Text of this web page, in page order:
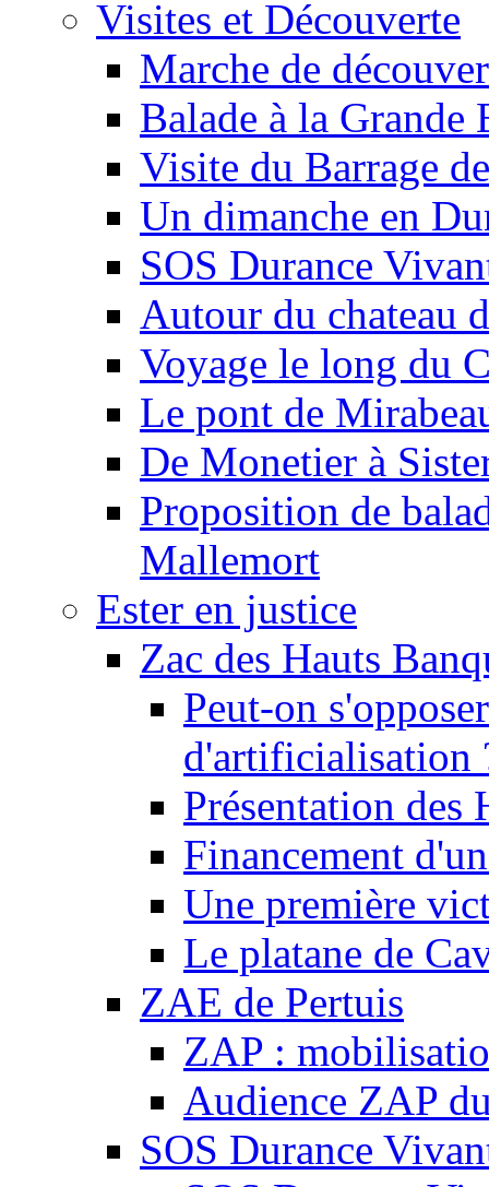
Visites et Découverte
Marche de
Balade à la Grande
Visite du Barrage
Un dimanche en
SOS Durance
Autour du chateau
Voyage le long du
Le pont de
De Monetier à
Proposition de
Mallemort
Ester en justice
Zac des Hauts
Peut-on
d'artificialisation
Présentation des
Financement
Une première
Le platane de
ZAE de Pertuis
ZAP :
Audience ZAP
SOS Durance